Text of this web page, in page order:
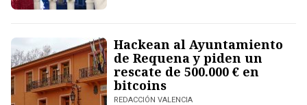
Hackean al Ayuntamiento
de Requena y piden un
rescate de 500.000 € en
bitcoins
REDACCIÓN VALENCIA